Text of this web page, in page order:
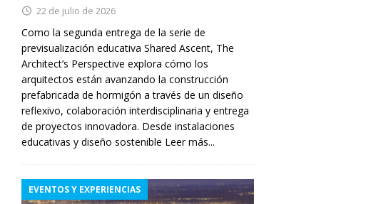
22 de julio de 2026
Como la segunda entrega de la serie de
previsualización educativa Shared Ascent, The
Architect’s Perspective explora cómo los
arquitectos están avanzando la construcción
prefabricada de hormigón a través de un diseño
reflexivo, colaboración interdisciplinaria y entrega
de proyectos innovadora. Desde instalaciones
educativas y diseño sostenible Leer más...
EVENTOS Y EXPERIENCIAS